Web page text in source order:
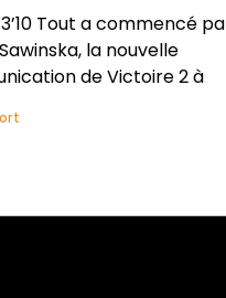
Tout a commencé
la nouvelle
de Victoire 2 à